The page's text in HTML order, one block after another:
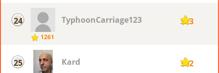
24
1261
TyphoonCarriage123 373
25 Kard 362